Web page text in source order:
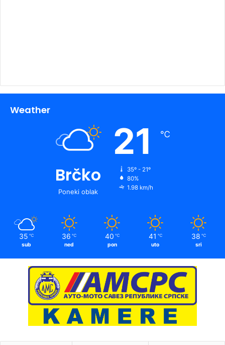
Weather
Brčko
Poneki oblak
21 ℃
35º - 21º
80%
1.98 km/h
35 ℃
sub
36 ℃
ned
40 ℃
pon
41 ℃
uto
38 ℃
sri